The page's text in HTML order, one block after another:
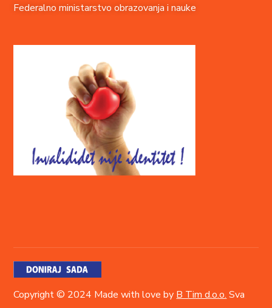
Federalno ministarstvo obrazovanja i nauke
Copyright © 2024 Made with love by B Tim d.o.o. Sva